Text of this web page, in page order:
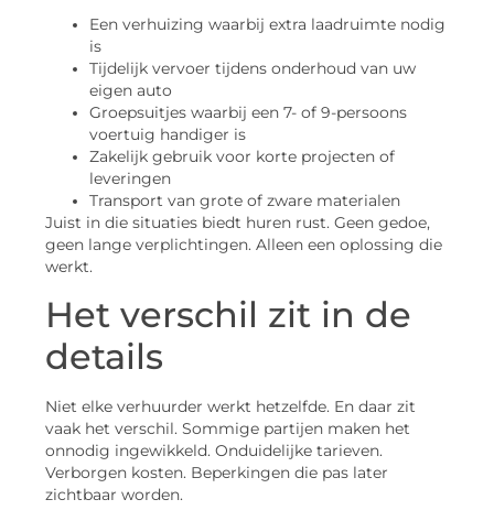
Een verhuizing waarbij extra laadruimte nodig
is
Tijdelijk vervoer tijdens onderhoud van uw
eigen auto
Groepsuitjes waarbij een 7- of 9-persoons
voertuig handiger is
Zakelijk gebruik voor korte projecten of
leveringen
Transport van grote of zware materialen
Juist in die situaties biedt huren rust. Geen gedoe,
geen lange verplichtingen. Alleen een oplossing die
werkt.
Het verschil zit in de
details
Niet elke verhuurder werkt hetzelfde. En daar zit
vaak het verschil. Sommige partijen maken het
onnodig ingewikkeld. Onduidelijke tarieven.
Verborgen kosten. Beperkingen die pas later
zichtbaar worden.